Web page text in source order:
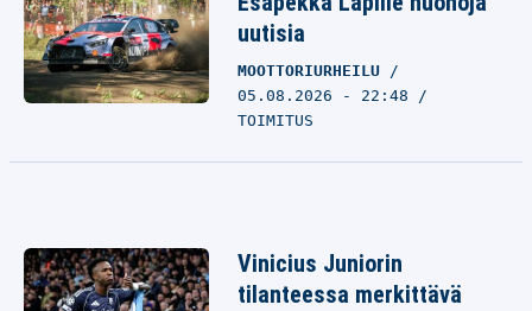
uutisia
MOOTTORIURHEILU
05.08.2026 - 22:48
TOIMITUS
Vinicius Juniorin
tilanteessa merkittävä